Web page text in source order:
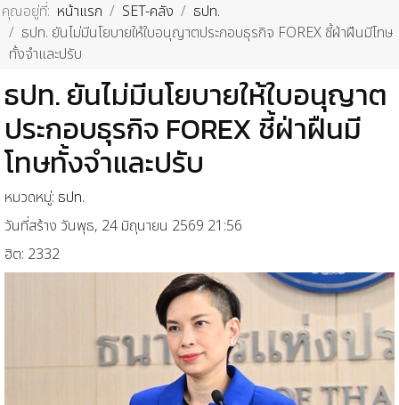
คุณอยู่ที่: หน้าแรก SET-คลัง
ธปท.
ธปท. ยันไม่มีนโยบายให้ใบอนุญาตประกอบธุรกิจ FOREX ชี้ฝ่าฝืนมีโทษ
ทั้งจำและปรับ
ธปท. ยันไม่มีนโยบายให้ใบอนุญาต
ประกอบธุรกิจ FOREX ชี้ฝ่าฝืนมี
โทษทั้งจำและปรับ
หมวดหมู่: ธปท.
วันที่สร้าง วันพุธ, 24 มิถุนายน 2569 21:56
ฮิต: 2332